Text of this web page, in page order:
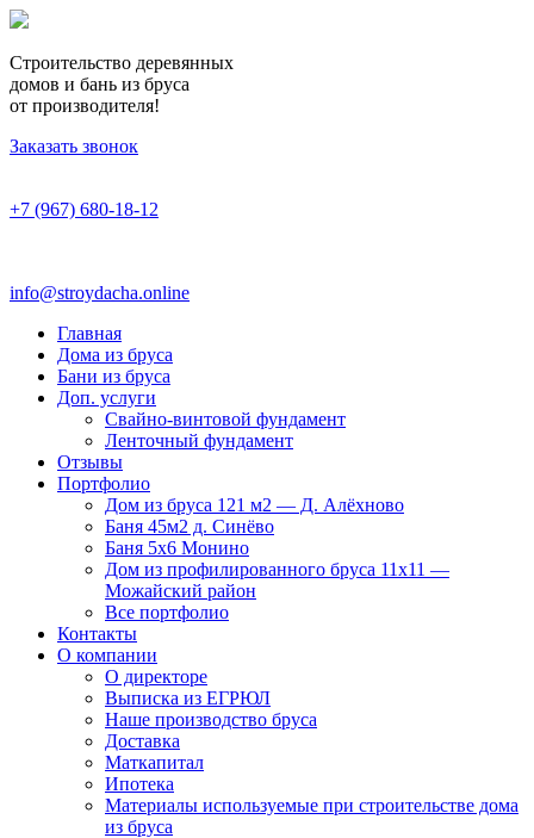
Строительство деревянных
домов и бань из бруса
от производителя!
Заказать звонок
+7 (967) 680-18-12
info@stroydacha.online
Главная
Дома из бруса
Бани из бруса
Доп. услуги
Свайно-винтовой фундамент
Ленточный фундамент
Отзывы
Портфолио
Дом из бруса 121 м2 — Д. Алёхново
Баня 45м2 д. Синёво
Баня 5х6 Монино
Дом из профилированного бруса 11х11 —
Можайский район
Все портфолио
Контакты
О компании
О директоре
Выписка из ЕГРЮЛ
Наше производство бруса
Доставка
Маткапитал
Ипотека
Материалы используемые при строительстве дома
из бруса